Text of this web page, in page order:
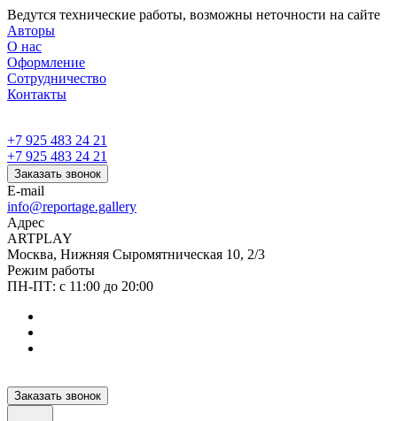
Ведутся технические работы, возможны неточности на сайте
Авторы
О нас
Оформление
Сотрудничество
Контакты
+7 925 483 24 21
+7 925 483 24 21
Заказать звонок
E-mail
info@reportage.gallery
Адрес
ARTPLAY
Москва, Нижняя Сыромятническая 10, 2/3
Режим работы
ПН-ПТ: с 11:00 до 20:00
Заказать звонок